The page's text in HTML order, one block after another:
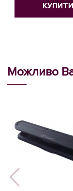
КУПИТИ
Можливо